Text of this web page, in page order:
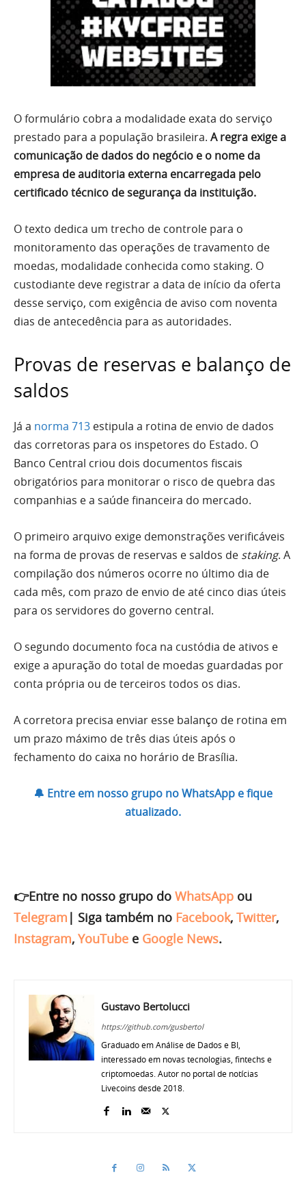
O formulário cobra a modalidade exata do serviço
prestado para a população brasileira. A regra exige a
comunicação de dados do negócio e o nome da
empresa de auditoria externa encarregada pelo
certificado técnico de segurança da instituição.
O texto dedica um trecho de controle para o
monitoramento das operações de travamento de
moedas, modalidade conhecida como staking. O
custodiante deve registrar a data de início da oferta
desse serviço, com exigência de aviso com noventa
dias de antecedência para as autoridades.
Provas de reservas e balanço de
saldos
Já a norma 713 estipula a rotina de envio de dados
das corretoras para os inspetores do Estado. O
Banco Central criou dois documentos fiscais
obrigatórios para monitorar o risco de quebra das
companhias e a saúde financeira do mercado.
O primeiro arquivo exige demonstrações verificáveis
na forma de provas de reservas e saldos de staking. A
compilação dos números ocorre no último dia de
cada mês, com prazo de envio de até cinco dias úteis
para os servidores do governo central.
O segundo documento foca na custódia de ativos e
exige a apuração do total de moedas guardadas por
conta própria ou de terceiros todos os dias.
A corretora precisa enviar esse balanço de rotina em
um prazo máximo de três dias úteis após o
fechamento do caixa no horário de Brasília.
🔔 Entre em nosso grupo no WhatsApp e fique
atualizado.
👉Entre no nosso grupo do WhatsApp ou
Telegram | Siga também no Facebook, Twitter,
Instagram, YouTube e Google News.
Gustavo Bertolucci
https://github.com/gusbertol
Graduado em Análise de Dados e BI,
interessado em novas tecnologias, fintechs e
criptomoedas. Autor no portal de notícias
Livecoins desde 2018.